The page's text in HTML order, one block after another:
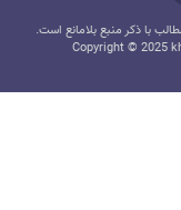
با ذکر منبع بلامانع است.
Copyright © 2025